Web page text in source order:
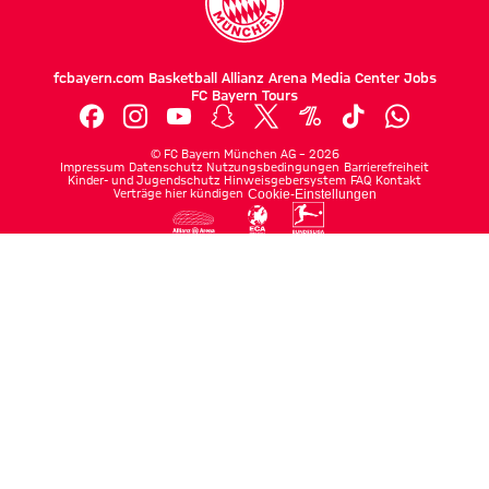
fcbayern.com Basketball Allianz Arena Media Center Jobs
FC Bayern Tours
© FC Bayern München AG – 2026
Impressum Datenschutz Nutzungsbedingungen Barrierefreiheit
Kinder- und Jugendschutz Hinweisgebersystem FAQ Kontakt
Verträge hier kündigen Cookie-Einstellungen